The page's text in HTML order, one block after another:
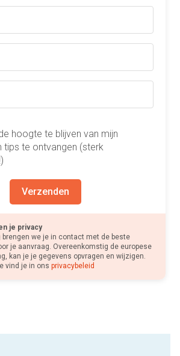
hoogte te blijven van mijn
tips te ontvangen (sterk
Verzenden
je privacy
brengen we je in contact met de beste
je aanvraag. Overeenkomstig de europese
kan je je gegevens opvragen en wijzigen.
vind je in ons privacybeleid